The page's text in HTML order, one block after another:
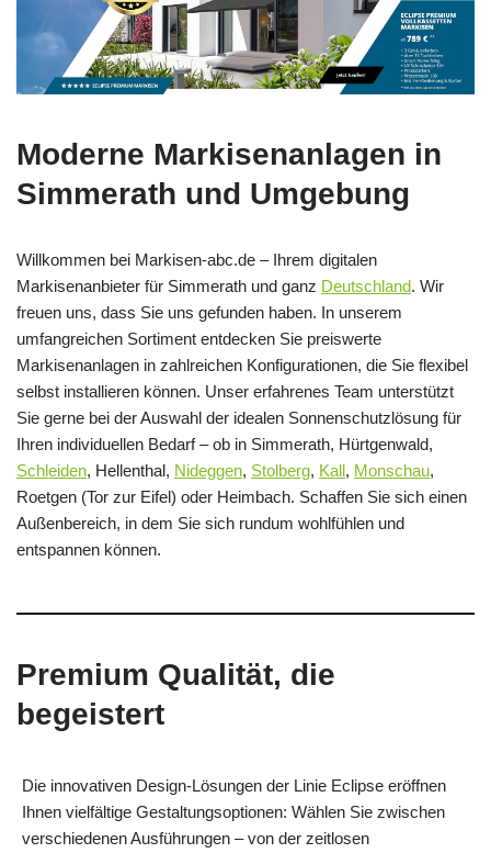
Moderne Markisenanlagen in
Simmerath und Umgebung
Willkommen bei Markisen-abc.de – Ihrem digitalen
Markisenanbieter für Simmerath und ganz Deutschland. Wir
freuen uns, dass Sie uns gefunden haben. In unserem
umfangreichen Sortiment entdecken Sie preiswerte
Markisenanlagen in zahlreichen Konfigurationen, die Sie flexibel
selbst installieren können. Unser erfahrenes Team unterstützt
Sie gerne bei der Auswahl der idealen Sonnenschutzlösung für
Ihren individuellen Bedarf – ob in Simmerath, Hürtgenwald,
Schleiden, Hellenthal, Nideggen, Stolberg, Kall, Monschau,
Roetgen (Tor zur Eifel) oder Heimbach. Schaffen Sie sich einen
Außenbereich, in dem Sie sich rundum wohlfühlen und
entspannen können.
Premium Qualität, die
begeistert
Die innovativen Design-Lösungen der Linie Eclipse eröffnen
Ihnen vielfältige Gestaltungsoptionen: Wählen Sie zwischen
verschiedenen Ausführungen – von der zeitlosen